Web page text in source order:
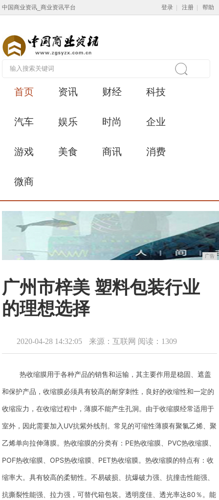
中国商业资讯_商业资讯平台 登录 注册 帮助
首页 资讯 财经 科技
汽车 娱乐 时尚 企业
游戏 美食 商讯 消费
微商
广告
广州市梓美 塑料包装行业
的理想选择
2020-04-28 14:32:05 来源：互联网 阅读：1309
热收缩膜用于各种产品的销售和运输，其主要作用是稳固、遮盖
和保护产品，收缩膜必须具有较高的耐穿刺性，良好的收缩性和一定的
收缩应力，在收缩过程中，薄膜不能产生孔洞。由于收缩膜经常适用于
室外，因此需要加入UV抗紫外线剂。常见的可缩性薄膜有聚氯乙烯、聚
乙烯单向拉伸薄膜。热收缩膜的分类有：PE热收缩膜、PVC热收缩膜、
POF热收缩膜、OPS热收缩膜、PET热收缩膜。热收缩膜的特点有：收
缩率大。具有较高的柔韧性。不易破损、抗爆破力强、抗撞击性能强、
抗撕裂性能强、拉力强，可替代箱包装。透明度佳、透光率达80％。能